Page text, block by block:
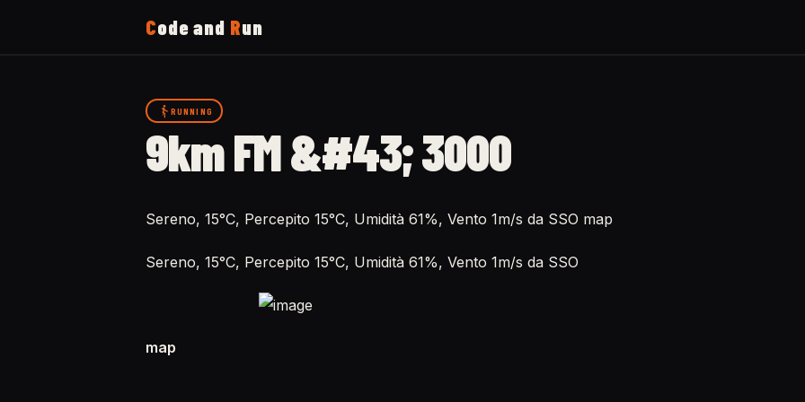
Code and Run
RUNNING
9km FM &#43; 3000
Sereno, 15°C, Percepito 15°C, Umidità 61%, Vento 1m/s da SSO map
Sereno, 15°C, Percepito 15°C, Umidità 61%, Vento 1m/s da SSO
map